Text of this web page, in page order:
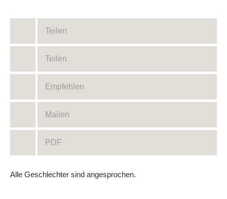
Teilen
Teilen
Empfehlen
Mailen
PDF
Alle Geschlechter sind angesprochen.